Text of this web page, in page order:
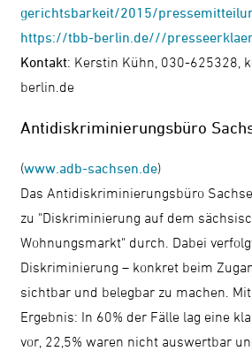
gerichtsbarkeit/2015/
https://tbb-berlin.de///
Kontakt: Kerstin Kühn, 030-625328,
berlin.de
Antidiskriminierungsbüro
(www.adb-sachsen.de)
Das Antidiskriminierungsbüro
zu "Diskriminierung auf dem
Wohnungsmarkt" durch. Dabei
Diskriminierung – konkret beim
sichtbar und belegbar zu machen.
Ergebnis: In 60% der Fälle lag eine
vor, 22,5% waren nicht auswertbar